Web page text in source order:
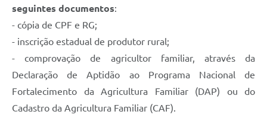
Receitas
Despesas
Despesas por órgãos
Relatório de gestão fiscal
seguintes documentos:
- cópia de CPF e RG;
- inscrição estadual de produtor rural;
- comprovação de agricultor familiar, através da
Declaração de Aptidão ao Programa Nacional de
Fortalecimento da Agricultura Familiar (DAP) ou do
Cadastro da Agricultura Familiar (CAF).